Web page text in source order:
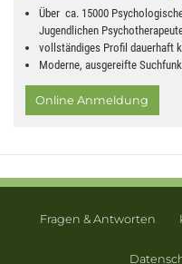
Über ca. 15000
Jugendlichen
vollständiges Profil dauerhaft
Moderne, ausgereifte
Online Anmeldung
Fragen & Antworten